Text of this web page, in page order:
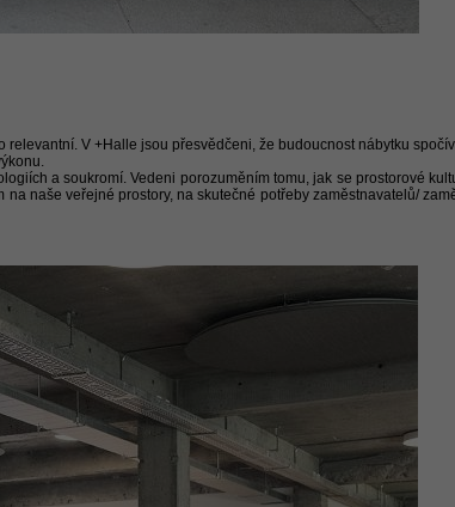
V +Halle jsou přesvědčeni, že budoucnost nábytku
a soukromí. Vedeni porozuměním tomu, jak se prostorové
naše veřejné prostory, na skutečné potřeby zaměstnavatelů/